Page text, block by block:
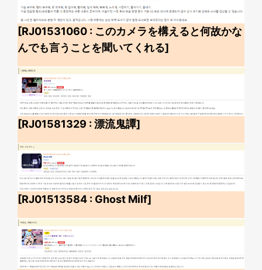
[RJ01531060 : このカメラを構えると何故かな
んでも言うことを聞いてくれる]
[RJ01581329 : 漂流鬼譚]
[RJ01513584 : Ghost Milf]